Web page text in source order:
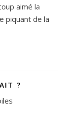
aimé la
piquant de la
?